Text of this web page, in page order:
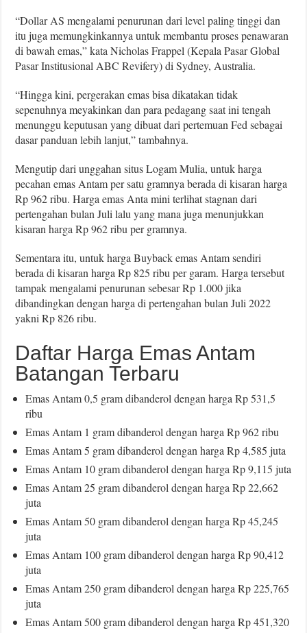
“Dollar AS mengalami penurunan dari level paling tinggi dan
itu juga memungkinkannya untuk membantu proses penawaran
di bawah emas,” kata Nicholas Frappel (Kepala Pasar Global
Pasar Institusional ABC Revifery) di Sydney, Australia.
“Hingga kini, pergerakan emas bisa dikatakan tidak
sepenuhnya meyakinkan dan para pedagang saat ini tengah
menunggu keputusan yang dibuat dari pertemuan Fed sebagai
dasar panduan lebih lanjut,” tambahnya.
Mengutip dari unggahan situs Logam Mulia, untuk harga
pecahan emas Antam per satu gramnya berada di kisaran harga
Rp 962 ribu. Harga emas Anta mini terlihat stagnan dari
pertengahan bulan Juli lalu yang mana juga menunjukkan
kisaran harga Rp 962 ribu per gramnya.
Sementara itu, untuk harga Buyback emas Antam sendiri
berada di kisaran harga Rp 825 ribu per garam. Harga tersebut
tampak mengalami penurunan sebesar Rp 1.000 jika
dibandingkan dengan harga di pertengahan bulan Juli 2022
yakni Rp 826 ribu.
Daftar Harga Emas Antam
Batangan Terbaru
Emas Antam 0,5 gram dibanderol dengan harga Rp 531,5
ribu
Emas Antam 1 gram dibanderol dengan harga Rp 962 ribu
Emas Antam 5 gram dibanderol dengan harga Rp 4,585 juta
Emas Antam 10 gram dibanderol dengan harga Rp 9,115 juta
Emas Antam 25 gram dibanderol dengan harga Rp 22,662
juta
Emas Antam 50 gram dibanderol dengan harga Rp 45,245
juta
Emas Antam 100 gram dibanderol dengan harga Rp 90,412
juta
Emas Antam 250 gram dibanderol dengan harga Rp 225,765
juta
Emas Antam 500 gram dibanderol dengan harga Rp 451,320